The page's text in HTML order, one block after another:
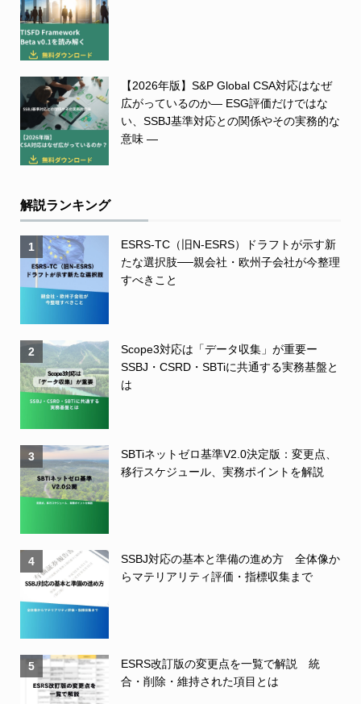
【2026年版】S&P Global CSA対応はなぜ
広がっているのか― ESG評価だけではな
い、SSBJ基準対応との関係やその実務的な
意味 ―
解説ランキング
1
ESRS-TC（旧N-ESRS）ドラフトが示す新
たな選択肢──親会社・欧州子会社が今整理
すべきこと
2
Scope3対応は「データ収集」が重要ー
SSBJ・CSRD・SBTiに共通する実務基盤と
は
3
SBTiネットゼロ基準V2.0決定版：変更点、
移行スケジュール、実務ポイントを解説
4
SSBJ対応の基本と準備の進め方 全体像か
らマテリアリティ評価・指標収集まで
5
ESRS改訂版の変更点を一覧で解説 統
合・削除・維持された項目とは